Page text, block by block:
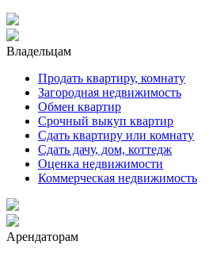
Владельцам
Продать квартиру, комнату
Загородная недвижимость
Обмен квартир
Срочный выкуп квартир
Сдать квартиру или комнату
Сдать дачу, дом, коттедж
Оценка недвижимости
Коммерческая недвижимость
Арендаторам